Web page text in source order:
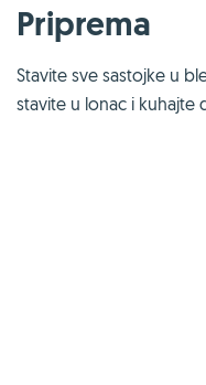
Priprema
Stavite sve sastojke u
stavite u lonac i kuhajte